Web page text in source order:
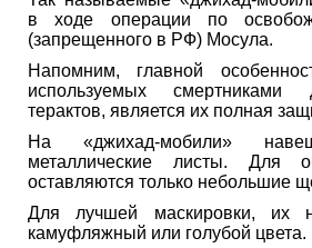
в ходе операции по
(запрещенного в РФ) Мосула.
Напомним, главной
используемых смертниками
терактов, является их полная
На «джихад-мобили»
металлические листы. Для
оставляются только небольшие
Для лучшей маскировки, их
камуфляжный или голубой цвета.